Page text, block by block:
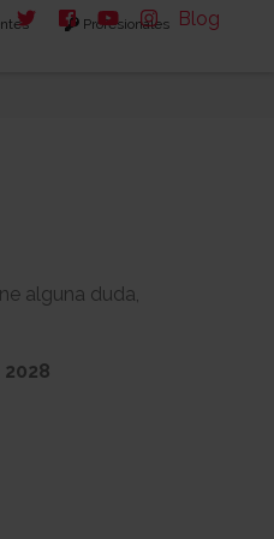
Profesionales Blog
alguna duda,